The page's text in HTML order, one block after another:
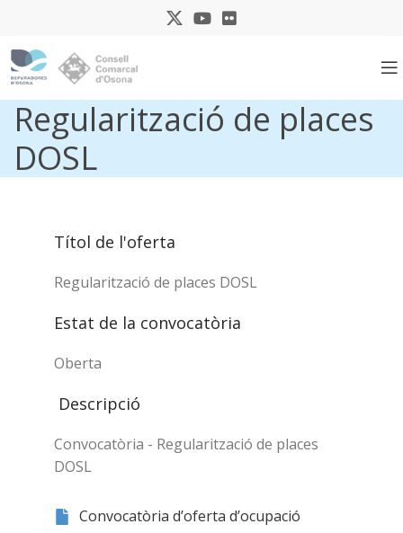
Regularització de places
DOSL
Títol de l'oferta
Regularització de places DOSL
Estat de la convocatòria
Oberta
Descripció
Convocatòria - Regularització de places
DOSL
Convocatòria d’oferta d’ocupació